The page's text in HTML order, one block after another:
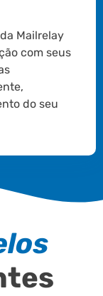
Mailrelay
com seus
do seu